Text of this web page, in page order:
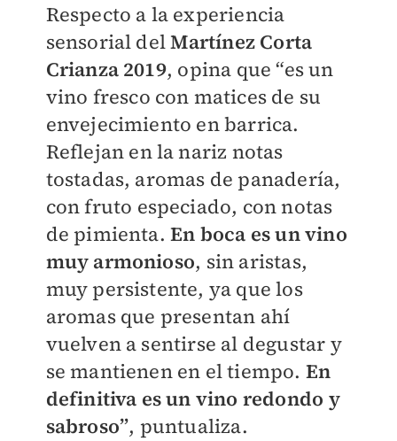
Respecto a la experiencia
sensorial delMartínez Corta
Crianza 2019, opina que “es un
vino fresco con matices de su
envejecimiento en barrica.
Reflejan en la nariz notas
tostadas, aromas de panadería,
con fruto especiado, con notas
de pimienta.En boca es un vino
muy armonioso, sin aristas,
muy persistente, ya que los
aromas que presentan ahí
vuelven a sentirse al degustar y
se mantienen en el tiempo. En
definitiva es un vino redondo y
sabroso”, puntualiza.